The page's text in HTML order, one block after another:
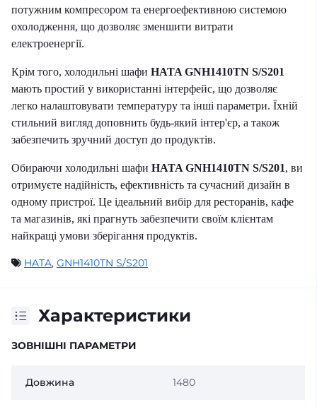
потужним компресором та енергоефективною системою
охолодження, що дозволяє зменшити витрати
електроенергії.
Крім того, холодильні шафи HATA GNH1410TN S/S201
мають простий у використанні інтерфейс, що дозволяє
легко налаштовувати температуру та інші параметри. Їхній
стильний вигляд доповнить будь-який інтер'єр, а також
забезпечить зручний доступ до продуктів.
Обираючи холодильні шафи HATA GNH1410TN S/S201, ви
отримуєте надійність, ефективність та сучасний дизайн в
одному пристрої. Це ідеальний вибір для ресторанів, кафе
та магазинів, які прагнуть забезпечити своїм клієнтам
найкращі умови зберігання продуктів.
HATA, GNH1410TN S/S201
Характеристики
ЗОВНІШНІ ПАРАМЕТРИ
Довжина 1480